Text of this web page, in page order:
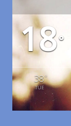
18°
38°
TUE